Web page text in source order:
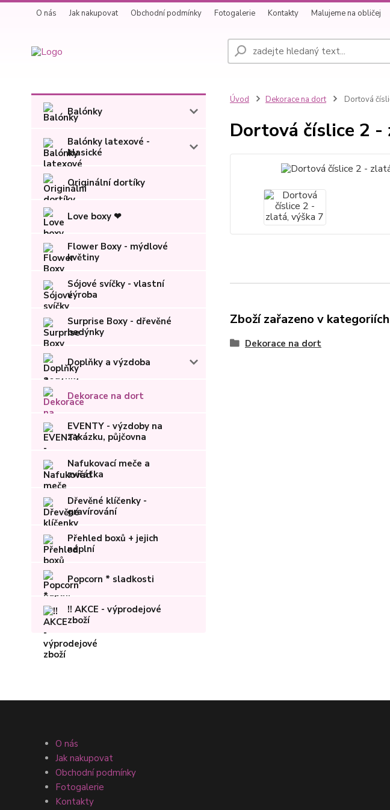
O nás Jak nakupovat Obchodní podmínky Fotogalerie Kontakty Malujeme na obličej
Balónky
Balónky latexové -
klasické
Originální dortíky
Love boxy ❤
Flower Boxy - mýdlové
květiny
Sójové svíčky - vlastní
výroba
Surprise Boxy - dřevěné
bedýnky
Doplňky a výzdoba
Dekorace na dort
EVENTY - výzdoby na
zakázku, půjčovna
Nafukovací meče a
zvířátka
Dřevěné klíčenky -
gravírování
Přehled boxů + jejich
náplní
Popcorn * sladkosti
!! AKCE - výprodejové
zboží
Úvod Dekorace na dort Dortová
Dortová číslice 2 -
Zboží zařazeno v kategoriích
Dekorace na dort
O nás
Jak nakupovat
Obchodní podmínky
Fotogalerie
Kontakty